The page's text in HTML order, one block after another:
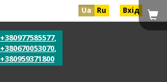
Ua Ru Вхід
+380977585577,
+380670053070,
+380959371800